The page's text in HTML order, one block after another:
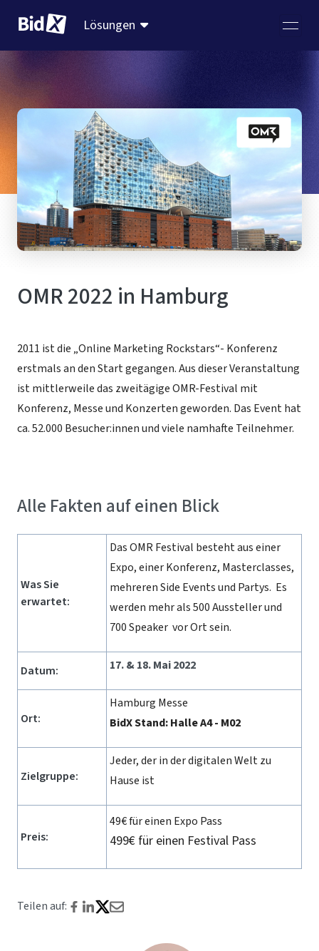
Lösungen
OMR 2022 in Hamburg
2011 ist die „Online Marketing Rockstars“- Konferenz
erstmals an den Start gegangen. Aus dieser Veranstaltung
ist mittlerweile das zweitägige OMR-Festival mit
Konferenz, Messe und Konzerten geworden. Das Event hat
ca.52.000 Besucher:innen und viele namhafte Teilnehmer.
Alle Fakten auf einen Blick
Was Sie
erwartet:
Das OMR Festival besteht aus einer
Expo, einer Konferenz, Masterclasses,
mehreren Side Events und Partys. Es
werden mehr als 500 Aussteller und
700 Speaker vor Ort sein.
Datum: 17. & 18. Mai 2022
Ort:
Hamburg Messe
BidX Stand: Halle A4 - M02
Zielgruppe:
Jeder, der in der digitalen Welt zu
Hause ist
Preis:
49€ für einen Expo Pass
499€ für einen Festival Pass
Teilen auf: